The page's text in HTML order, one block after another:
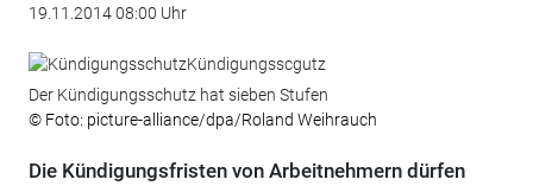
19.11.2014 08:00 Uhr
Der Kündigungsschutz hat sieben Stufen
© Foto: picture-alliance/dpa/Roland Weihrauch
Die Kündigungsfristen von Arbeitnehmern dürfen